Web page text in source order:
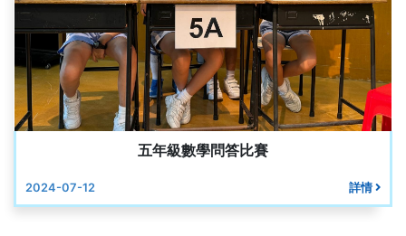
五年級數學問答比賽
2024-07-12 詳情